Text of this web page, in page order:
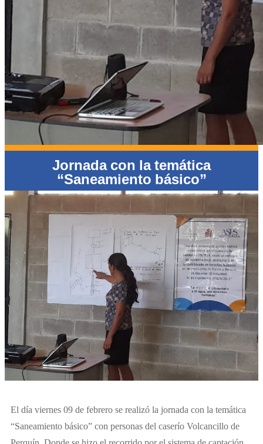
Jornada con la temática
“Saneamiento básico”
El día viernes 09 de febrero se realizó la jornada con la temática
“Saneamiento básico” con personas del caserío Volcancillo de